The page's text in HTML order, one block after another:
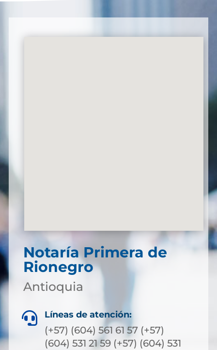
Notaría Primera de
Rionegro
Antioquia
 Líneas de atención:
(+57) (604) 561 61 57 (+57)
(604) 531 21 59 (+57) (604) 531